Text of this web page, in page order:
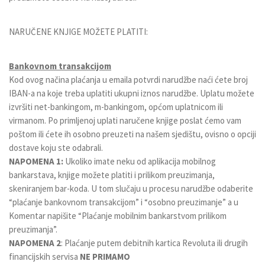
NARUČENE KNJIGE MOŽETE PLATITI:
Bankovnom transakcijom
Kod ovog načina plaćanja u emaila potvrdi narudžbe naći ćete broj
IBAN-a na koje treba uplatiti ukupni iznos narudžbe. Uplatu možete
izvršiti net-bankingom, m-bankingom, općom uplatnicom ili
virmanom. Po primljenoj uplati naručene knjige poslat ćemo vam
poštom ili ćete ih osobno preuzeti na našem sjedištu, ovisno o opciji
dostave koju ste odabrali.
NAPOMENA 1: Ukoliko imate neku od aplikacija mobilnog
bankarstava, knjige možete platiti i prilikom preuzimanja,
skeniranjem bar-koda. U tom slučaju u procesu narudžbe odaberite
“plaćanje bankovnom transakcijom” i “osobno preuzimanje” a u
Komentar napišite “Plaćanje mobilnim bankarstvom prilikom
preuzimanja”.
NAPOMENA 2: Plaćanje putem debitnih kartica Revoluta ili drugih
financijskih servisa NE PRIMAMO